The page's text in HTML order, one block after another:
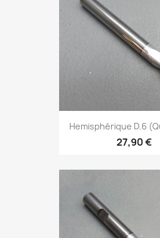
Hemisphérique D.6
27,90 €